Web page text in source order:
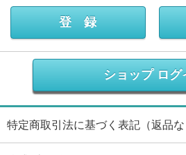
ショップ ログ
特定商取引法に基づく表記（返品な